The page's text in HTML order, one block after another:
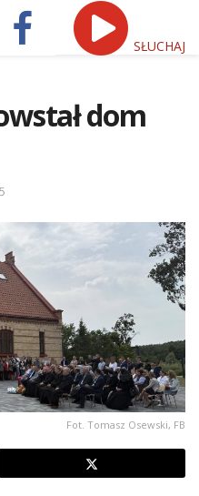
SŁUCHAJ
dom
Fot. Tomasz Osewski, FB